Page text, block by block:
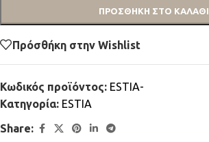
ΠΡΟΣΘΉΚΗ ΣΤΟ ΚΑΛΆΘΙ
Πρόσθήκη στην Wishlist
Κωδικός προϊόντος: ESTIA-
Κατηγορία: ESTIA
Share: